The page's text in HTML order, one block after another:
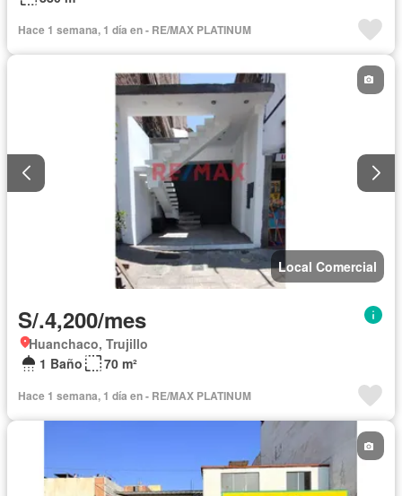
Hace 1 semana, 1 día en - RE/MAX PLATINUM
Local Comercial
S/.4,200/mes
Huanchaco, Trujillo
1 Baño
70 m²
Hace 1 semana, 1 día en - RE/MAX PLATINUM